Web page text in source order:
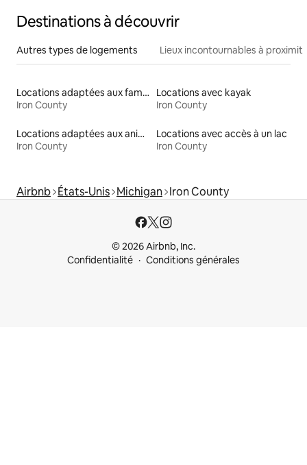
Destinations à découvrir
Autres types de logements Lieux incontournables à
Locations adaptées aux familles
Iron County
Locations avec kayak
Iron County
Locations adaptées aux animaux
Iron County
Locations avec accès à un lac
Iron County
Airbnb États-Unis Michigan Iron County
© 2026 Airbnb, Inc.
Confidentialité
Conditions générales